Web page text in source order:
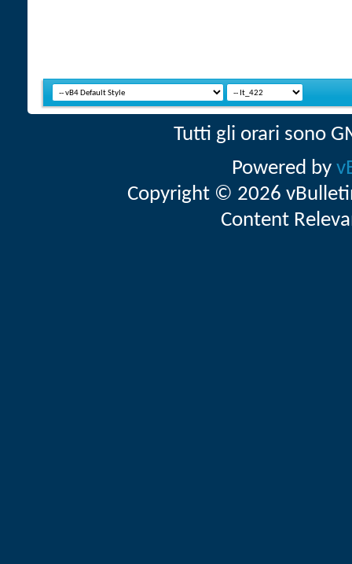
Tutti gli orari sono
Powered by
Copyright © 2026
Content